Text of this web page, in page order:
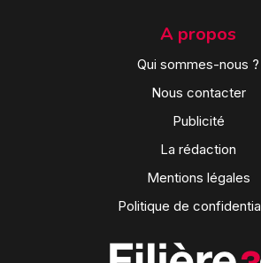
A propos
Qui sommes-nous ?
Nous contacter
Publicité
La rédaction
Mentions légales
Politique de